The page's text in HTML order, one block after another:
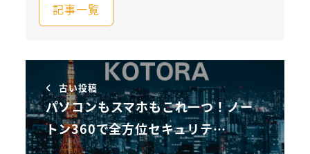
記事一覧
古い投稿
パソコンもスマホもこれ一つ！ノー
トン360で全方位セキュリテ…